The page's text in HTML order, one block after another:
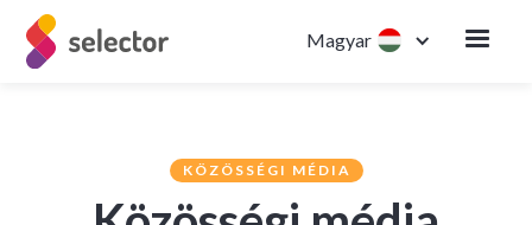
Magyar
KÖZÖSSÉGI MÉDIA